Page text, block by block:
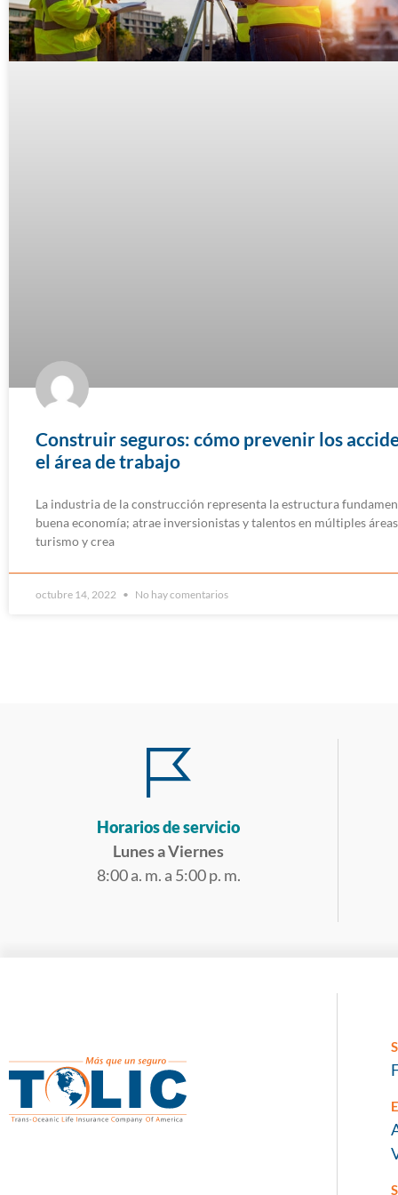
Construir seguros: cómo prevenir los
el área de trabajo
La industria de la construcción representa la estructura
buena economía; atrae inversionistas y talentos en múltiples
turismo y crea
octubre 14, 2022 No hay comentarios
Horarios de servicio
Lunes a Viernes
8:00 a. m. a 5:00 p. m.